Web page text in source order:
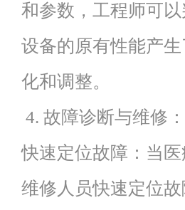
和参数，工程师可
设备的原有性能产
化和调整。
4. 故障诊断与维修
快速定位故障：当
维修人员快速定位